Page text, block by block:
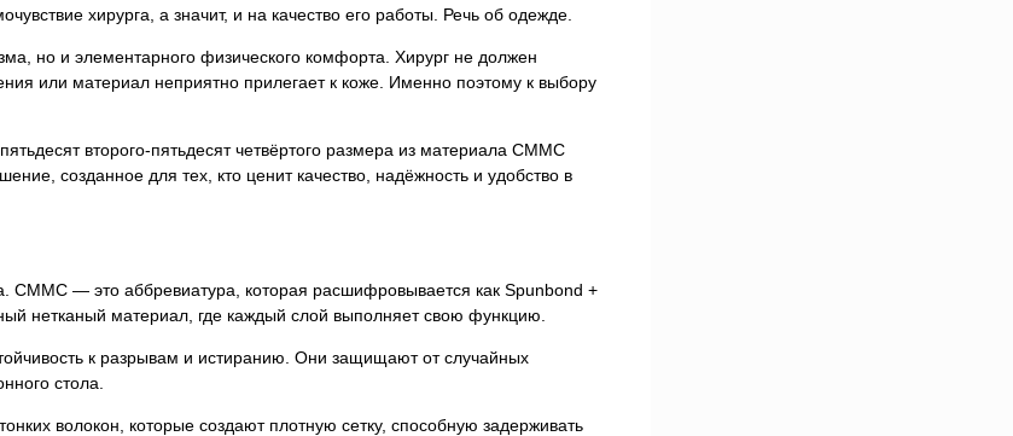
хирурга, а значит, и на качество его работы. Речь об одежде.
но и элементарного физического комфорта. Хирург не должен
или материал неприятно прилегает к коже. Именно поэтому к выбору
второго-пятьдесят четвёртого размера из материала СММС
созданное для тех, кто ценит качество, надёжность и удобство в
СММС — это аббревиатура, которая расшифровывается как Spunbond +
нетканый материал, где каждый слой выполняет свою функцию.
к разрывам и истиранию. Они защищают от случайных
стола.
волокон, которые создают плотную сетку, способную задерживать